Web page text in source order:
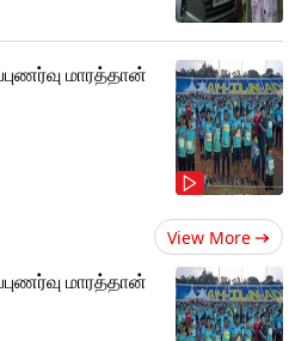
மாரத்தான்
View More
மாரத்தான்